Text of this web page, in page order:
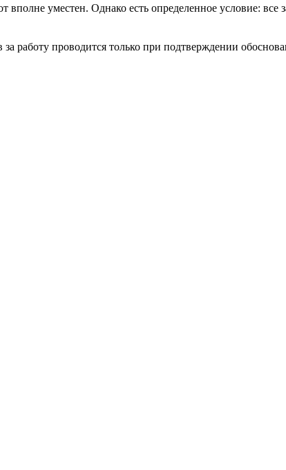
вполне уместен. Однако есть определенное условие:
работу проводится только при подтверждении